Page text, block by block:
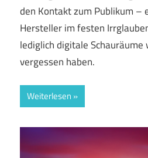
den Kontakt zum Publikum –
Hersteller im festen
lediglich digitale
vergessen haben.
Weiterlesen